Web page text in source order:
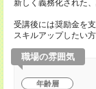
新しく義務化された
受講後には奨励金を
スキルアップしたい
職場の雰囲気
年齢層